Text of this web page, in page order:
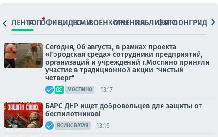
ЛЕНТАТОПОФИЦ.ВИДЕОСМИВОЕНКОРЫМНЕНИЯПАБЛИКИ
ФОТОЛОНГРИДЫ
Сегодня, 06 августа, в рамках проекта
«Городская среда» сотрудники предприятий,
организаций и учреждений г.Моспино приняли
участие в традиционной акции "Чистый
четверг"
МОСПИНО 13:17
БАРС ДНР ищет добровольцев для защиты от
беспилотников!
ЯСИНОВАТАЯ 13:16